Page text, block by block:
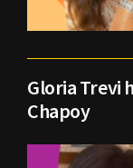
Gloria Trevi
Chapoy